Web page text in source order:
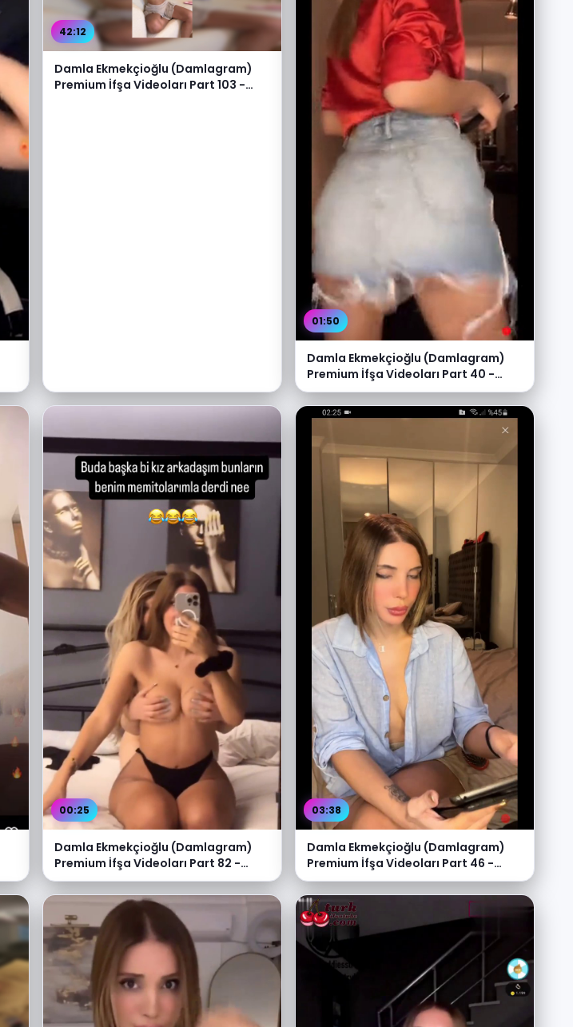
42:12
Damla Ekmekçioğlu (Damlagram)
Premium İfşa Videoları Part 103 -
01:50
Damla Ekmekçioğlu (Damlagram)
Premium İfşa Videoları Part 40 -
Video İzle
00:25
Damla Ekmekçioğlu (Damlagram)
Premium İfşa Videoları Part 82 -
Video İzle
03:38
Damla Ekmekçioğlu (Damlagram)
Premium İfşa Videoları Part 46 -
Video İzle